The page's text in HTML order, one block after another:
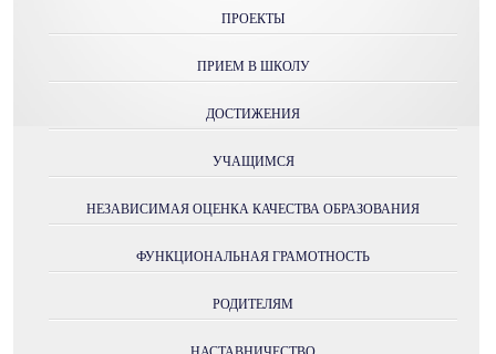
ПРОЕКТЫ
ПРИЕМ В ШКОЛУ
ДОСТИЖЕНИЯ
УЧАЩИМСЯ
НЕЗАВИСИМАЯ ОЦЕНКА КАЧЕСТВА ОБРАЗОВАНИЯ
ФУНКЦИОНАЛЬНАЯ ГРАМОТНОСТЬ
РОДИТЕЛЯМ